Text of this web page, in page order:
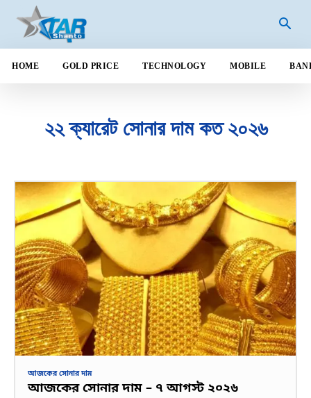
HOME GOLD PRICE TECHNOLOGY MOBILE
২২ ক্যারেট সোনার দাম কত ২০২৬
আজকের সোনার দাম
আজকের সোনার দাম – ৭ আগস্ট ২০২৬